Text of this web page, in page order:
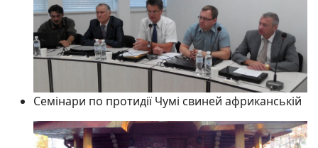
Семінари по протидії Чумі свиней африканській